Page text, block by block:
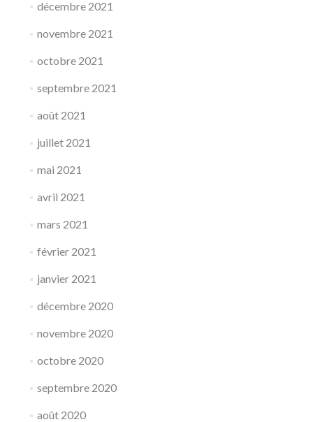
décembre 2021
novembre 2021
octobre 2021
septembre 2021
août 2021
juillet 2021
mai 2021
avril 2021
mars 2021
février 2021
janvier 2021
décembre 2020
novembre 2020
octobre 2020
septembre 2020
août 2020